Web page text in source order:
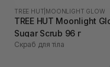
TREE HUT MOONLIGHT GLOW
TREE HUT Moonlight
Sugar Scrub 96 г
Скраб для тіла